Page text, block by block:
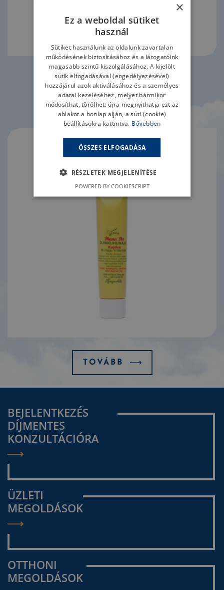
BEJELENTKEZÉS
DÍJMENTES
KONZULTÁCIÓRA
ÜZLETI
MEGOLDÁSOK
OTTHONI
MEGOLDÁSOK
TOVÁBB
Szaunaméz bőrradír 240 g
TOVÁBB
×
Ez a weboldal sütiket
használ
Sütiket használunk az oldalunk zavartalan
működésének biztosításához és a látogatóink
magasabb szintű kiszolgálásához. A kijelölt
sütik elfogadásával (engedélyezésével)
hozzájárul azok aktiválásához és a személyes
adatai kezeléséhez, melyet bármikor
módosíthat, törölhet: újra megnyithatja ezt az
ablakot a honlap alján, a süti (cookie)
beállításokra kattintva. Bővebben
ÖSSZES ELFOGADÁSA
RÉSZLETEK MEGJELENÍTÉSE
POWERED BY COOKIESCRIPT